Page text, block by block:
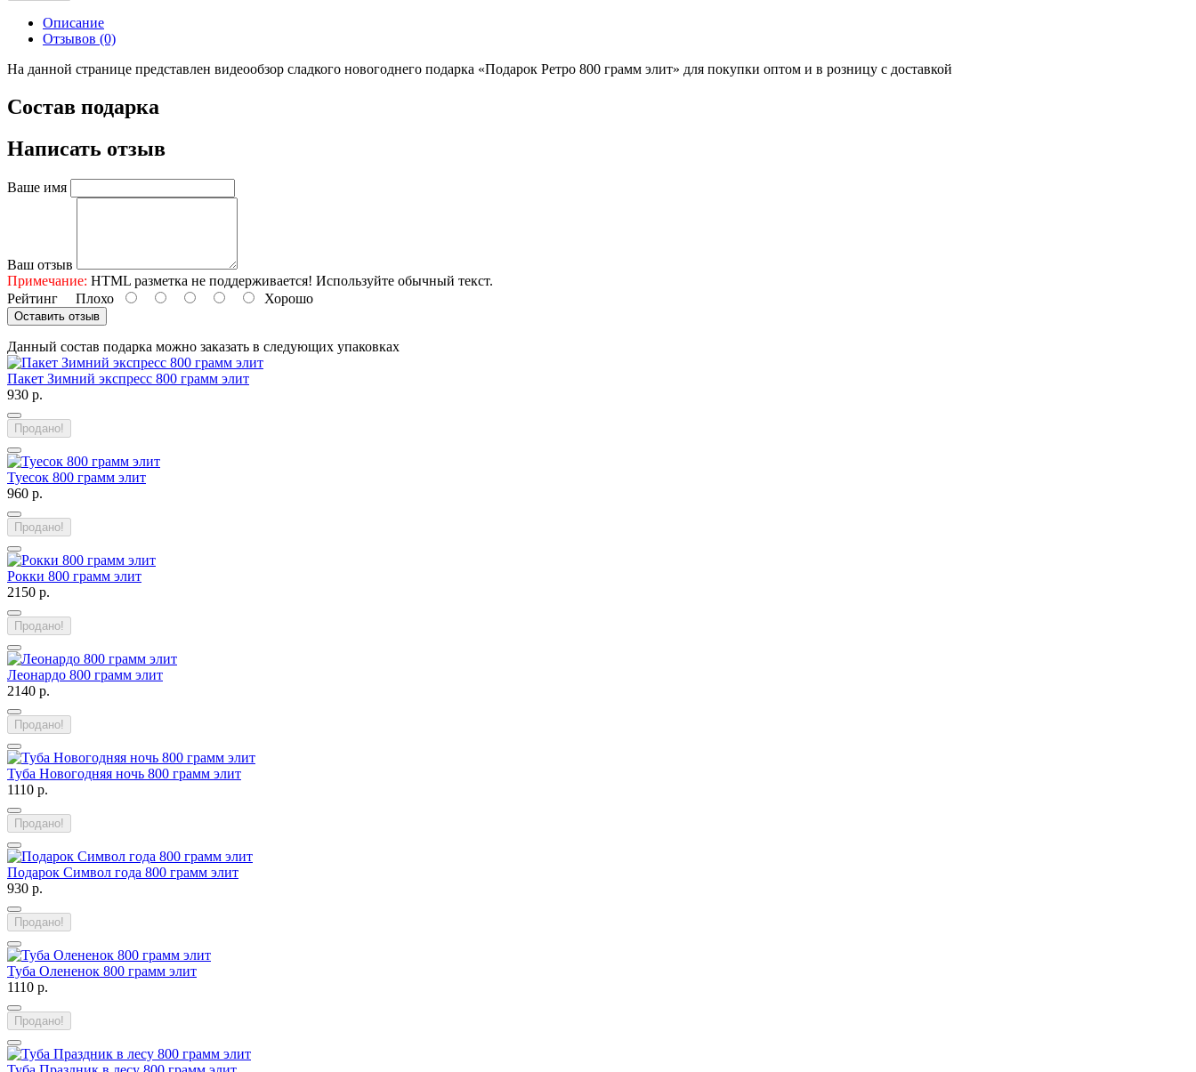
Описание
Отзывов (0)
На данной странице представлен видеообзор сладкого новогоднего подарка «Подарок Ретро 800 грамм элит» для покупки оптом и в розницу с доставкой
Состав подарка
Написать отзыв
Ваше имя
Ваш отзыв
Примечание: HTML разметка не поддерживается! Используйте обычный текст.
Рейтинг Плохо Хорошо
Оставить отзыв
Данный состав подарка можно заказать в следующих упаковках
Пакет Зимний экспресс 800 грамм элит
930 р.
Продано!
Туесок 800 грамм элит
960 р.
Продано!
Рокки 800 грамм элит
2150 р.
Продано!
Леонардо 800 грамм элит
2140 р.
Продано!
Туба Новогодняя ночь 800 грамм элит
1110 р.
Продано!
Подарок Символ года 800 грамм элит
930 р.
Продано!
Туба Олененок 800 грамм элит
1110 р.
Продано!